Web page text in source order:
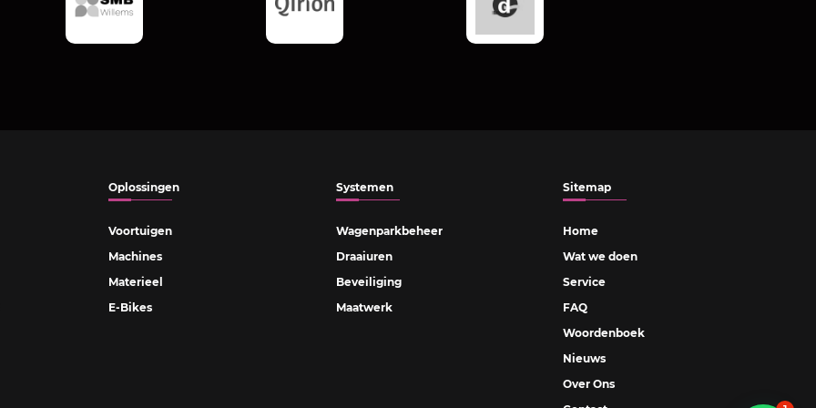
Oplossingen
Voortuigen
Machines
Materieel
E-Bikes
Systemen
Wagenparkbeheer
Draaiuren
Beveiliging
Maatwerk
Sitemap
Home
Wat we doen
Service
FAQ
Woordenboek
Nieuws
Over Ons